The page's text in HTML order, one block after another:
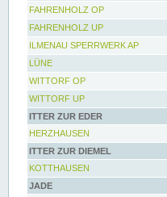
FAHRENHOLZ OP
FAHRENHOLZ UP
ILMENAU SPERRWERK AP
LÜNE
WITTORF OP
WITTORF UP
ITTER ZUR EDER
HERZHAUSEN
ITTER ZUR DIEMEL
KOTTHAUSEN
JADE